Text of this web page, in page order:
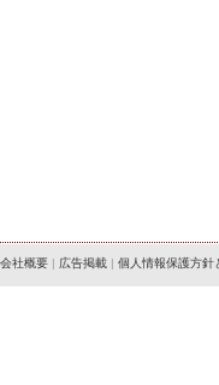
会社概要 | 広告掲載 | 個人情報保護方針